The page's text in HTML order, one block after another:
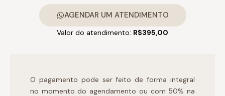
AGENDAR UM ATENDIMENTO
Valor do atendimento: R$395,00
O pagamento pode ser feito de forma integral
no momento do agendamento ou com 50% na